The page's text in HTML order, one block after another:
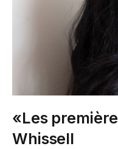
«Les
Whissell